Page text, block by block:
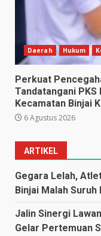
Daerah Hukum
Perkuat
Tandatangani
Kecamatan Binjai
6 Agustus 2026
ARTIKEL
Gegara Lelah,
Binjai Malah
Jalin Sinergi
Gelar Pertemuan